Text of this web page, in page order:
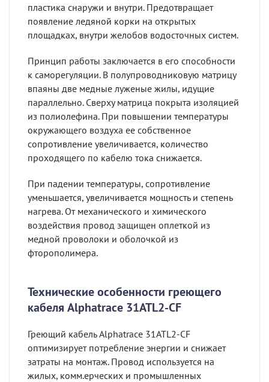
пластика снаружи и внутри. Предотвращает
появление ледяной корки на открытых
площадках, внутри желобов водосточных систем.
Принцип работы заключается в его способности
к саморегуляции. В полупроводниковую матрицу
впаяны две медные луженые жилы, идущие
параллельно. Сверху матрица покрыта изоляцией
из полиолефина. При повышении температуры
окружающего воздуха ее собственное
сопротивление увеличивается, количество
проходящего по кабелю тока снижается.
При падении температуры, сопротивление
уменьшается, увеличивается мощность и степень
нагрева. От механического и химического
воздействия провод защищен оплеткой из
медной проволоки и оболочкой из
фторополимера.
Технические особенности греющего
кабеля Alphatrace 31ATL2-CF
Греющий кабель Alphatrace 31ATL2-CF
оптимизирует потребление энергии и снижает
затраты на монтаж. Провод используется на
жилых, комм.ерческих и промышленных